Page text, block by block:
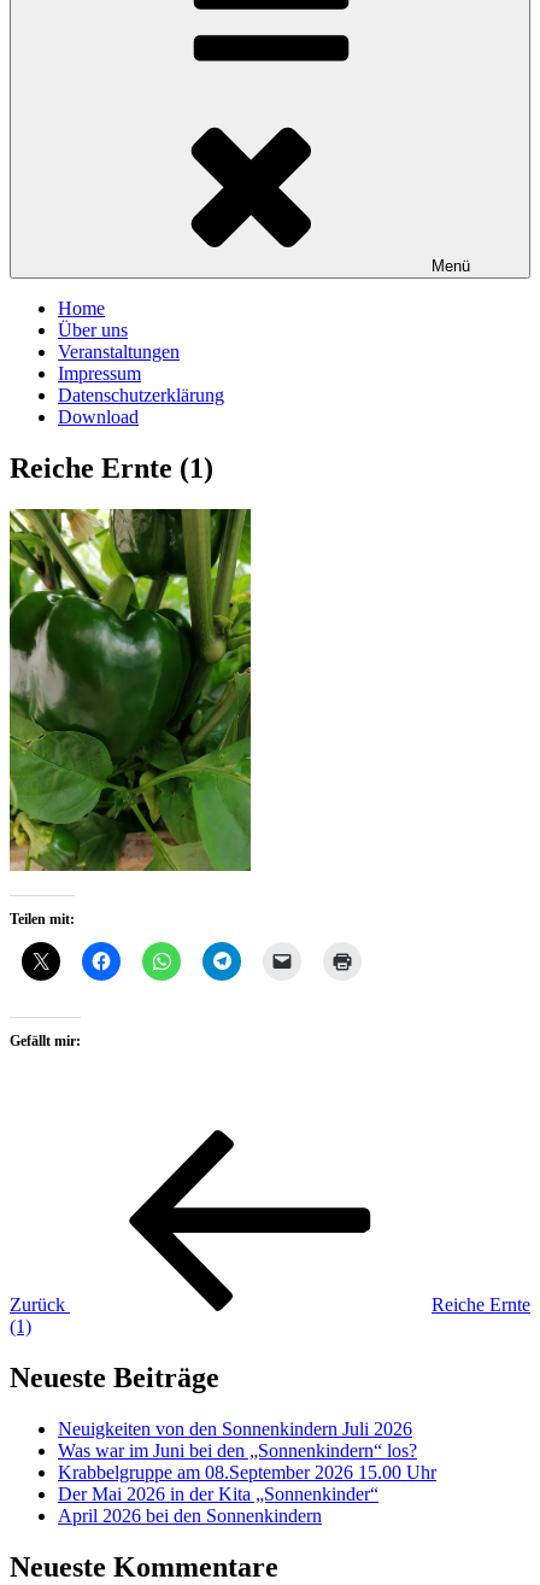
Menü
Home
Über uns
Veranstaltungen
Impressum
Datenschutzerklärung
Download
Reiche Ernte (1)
Teilen mit:
Gefällt mir:
Beitragsnavigation
Zurück
Reiche Ernte
(1)
Neueste Beiträge
Neuigkeiten von den Sonnenkindern Juli 2026
Was war im Juni bei den „Sonnenkindern“ los?
Krabbelgruppe am 08.September 2026 15.00 Uhr
Der Mai 2026 in der Kita „Sonnenkinder“
April 2026 bei den Sonnenkindern
Neueste Kommentare